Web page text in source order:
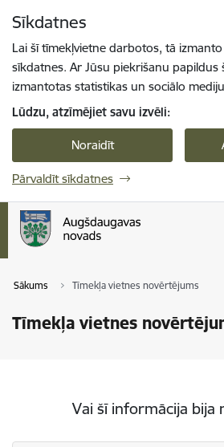
Sīkdatnes
Lai šī tīmekļvietne darbotos, tā
sīkdatnes. Ar Jūsu piekrišanu papildus
izmantotas statistikas un sociālo
Lūdzu, atzīmējiet savu izvēli:
Noraidīt
Pārvaldīt sīkdatnes
Sākums Tīmekļa vietnes novērtējums
Tīmekļa vietnes
Vai šī informācija bija